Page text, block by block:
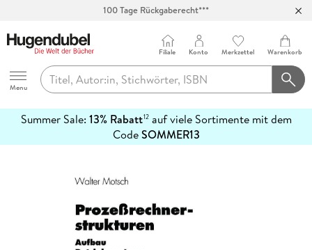
100 Tage Rückgaberecht***
Hugendubel
Menu
Filiale Konto Merkzettel Warenkorb
Summer Sale: 13% Rabatt12auf viele Sortimente mit dem
CodeSOMMER13
erfahren